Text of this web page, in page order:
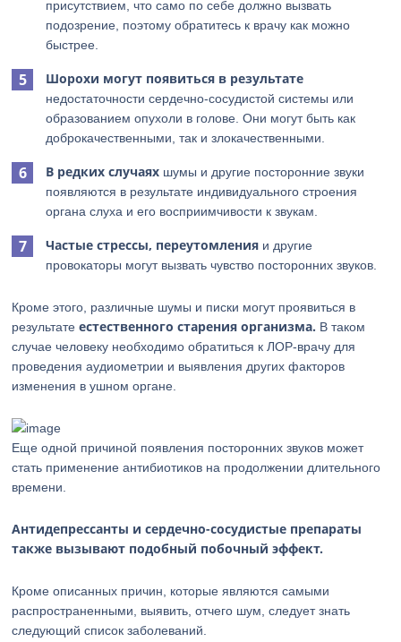
присутствием, что само по себе должно вызвать
подозрение, поэтому обратитесь к врачу как можно
быстрее.
Шорохи могут появиться в результате
недостаточности сердечно-сосудистой системы или
образованием опухоли в голове. Они могут быть как
доброкачественными, так и злокачественными.
В редких случаях шумы и другие посторонние звуки
появляются в результате индивидуального строения
органа слуха и его восприимчивости к звукам.
Частые стрессы, переутомления и другие
провокаторы могут вызвать чувство посторонних звуков.
Кроме этого, различные шумы и писки могут проявиться в
результатеестественного старения организма. В таком
случае человеку необходимо обратиться к ЛОР-врачу для
проведения аудиометрии и выявления других факторов
изменения в ушном органе.
Еще одной причиной появления посторонних звуков может
стать применение антибиотиков на продолжении длительного
времени.
Антидепрессанты и сердечно-сосудистые препараты
также вызывают подобный побочный эффект.
Кроме описанных причин, которые являются самыми
распространенными, выявить, отчего шум, следует знать
следующий список заболеваний.